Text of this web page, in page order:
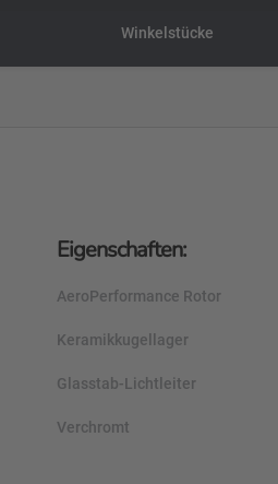
Winkelstücke
Eigenschaften:
AeroPerformance Rotor
Keramikkugellager
Glasstab-Lichtleiter
Verchromt